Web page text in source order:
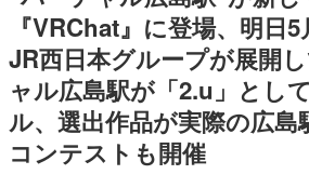
赫本
この物語を解いてはいけない。
の形をした短編ホラー小説集で
新世代に訊く
これからのデジタルゲーム市場
の姿を追い、彼らのルーツと情
『VRChat』に登場、明日5
JR西日本グループが展開
ャル広島駅が「2.u」とし
ル、選出作品が実際の広島
コンテストも開催